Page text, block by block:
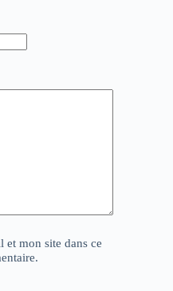
et mon site dans ce